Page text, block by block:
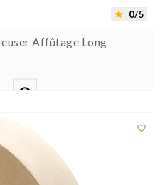
 0/5
Affûtage Long

